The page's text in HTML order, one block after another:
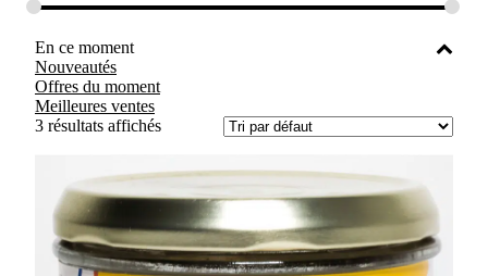
En ce moment
Nouveautés
Offres du moment
Meilleures ventes
3 résultats affichés